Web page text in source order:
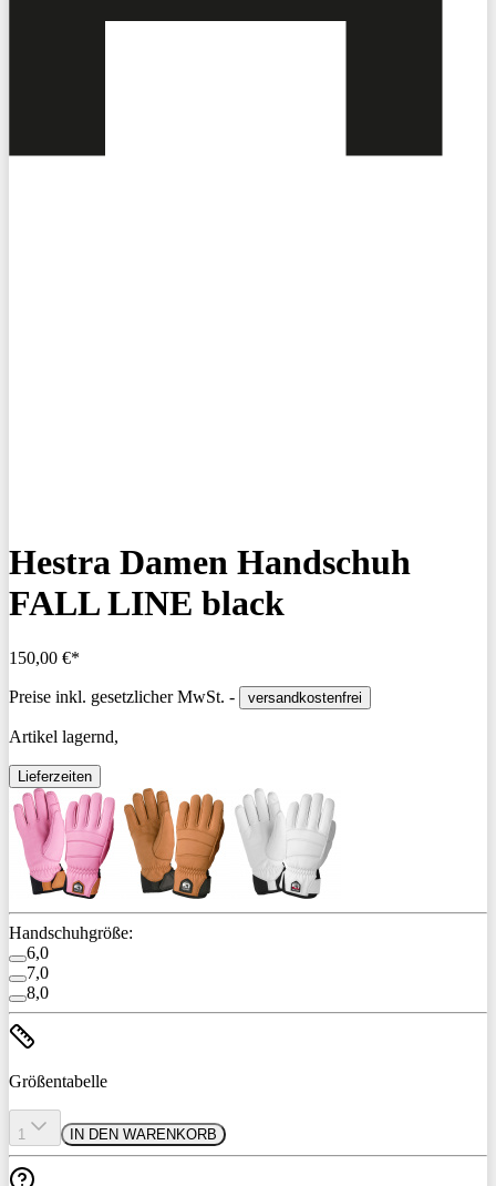
Hestra Damen Handschuh
FALL LINE black
150,00 €*
Preise inkl. gesetzlicher MwSt. - versandkostenfrei
Artikel lagernd,
Lieferzeiten
Handschuhgröße:
6,0
7,0
8,0
Größentabelle
1 IN DEN WARENKORB